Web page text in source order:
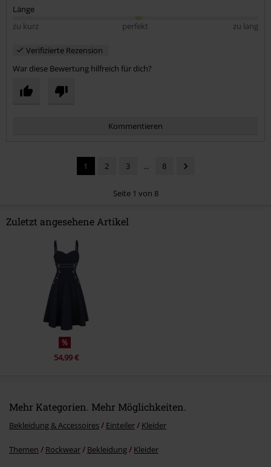
Länge
zu kurz
perfekt zu lang
Verifizierte Rezension
War diese Bewertung hilfreich für dich?
Kommentieren
Kommentar jetzt abschicken!
1 2 3 ... 8
Seite 1 von 8
Zuletzt angesehene Artikel
%
54,99 €
Mehr Kategorien. Mehr Möglichkeiten.
Bekleidung & Accessoires Einteiler Kleider
Themen Rockwear Bekleidung Kleider